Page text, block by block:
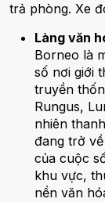
trả phòng. Xe
Làng văn
Borneo là
số nơi giới
truyền
Rungus,
nhiên
đang trở
của cuộc
khu vực,
nền văn